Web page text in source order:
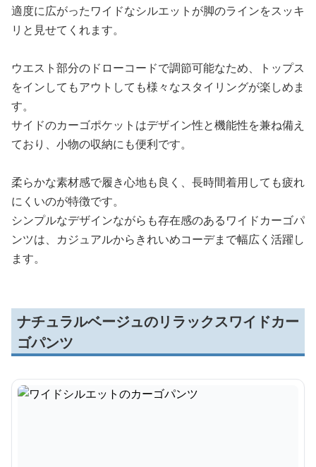
適度に広がったワイドなシルエットが脚のラインをスッキ
リと見せてくれます。
ウエスト部分のドローコードで調節可能なため、トップス
をインしてもアウトしても様々なスタイリングが楽しめま
す。
サイドのカーゴポケットはデザイン性と機能性を兼ね備え
ており、小物の収納にも便利です。
柔らかな素材感で履き心地も良く、長時間着用しても疲れ
にくいのが特徴です。
シンプルなデザインながらも存在感のあるワイドカーゴパ
ンツは、カジュアルからきれいめコーデまで幅広く活躍し
ます。
ナチュラルベージュのリラックスワイドカー
ゴパンツ